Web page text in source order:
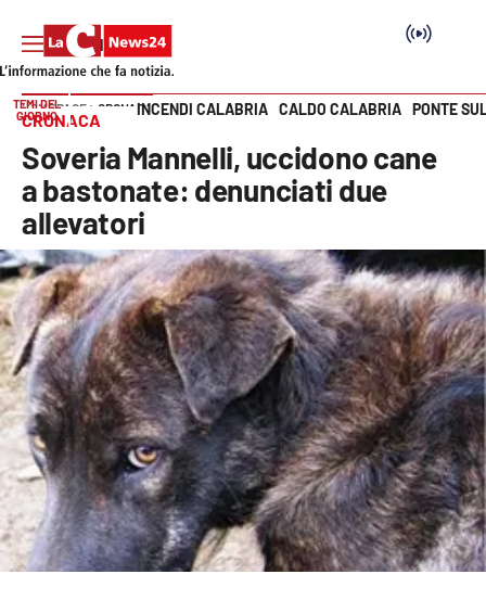
SEZIONI
Cronaca
Politica
Attualità
Economia e lavoro
Italia Mondo
Sanità
Sport
Vai
TEMI DEL
GIORNO
INCENDI CALABRIA CALDO CALABRIA PONTE
HOME PAGE CRONACA
CRONACA
Soveria Mannelli, uccidono cane
a bastonate: denunciati due
allevatori